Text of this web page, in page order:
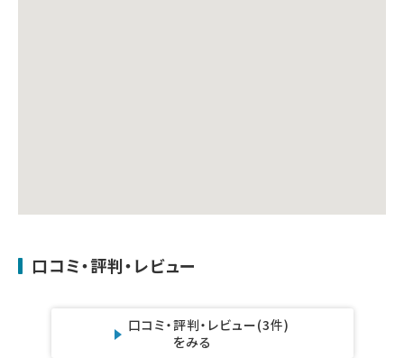
口コミ・評判・レビュー
口コミ・評判・レビュー
をみる
(3件)